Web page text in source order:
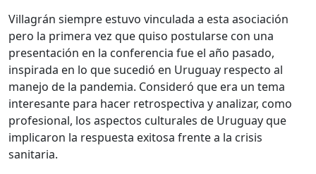
Villagrán siempre estuvo vinculada a esta asociación
pero la primera vez que quiso postularse con una
presentación en la conferencia fue el año pasado,
inspirada en lo que sucedió en Uruguay respecto al
manejo de la pandemia. Consideró que era un tema
interesante para hacer retrospectiva y analizar, como
profesional, los aspectos culturales de Uruguay que
implicaron la respuesta exitosa frente a la crisis
sanitaria.